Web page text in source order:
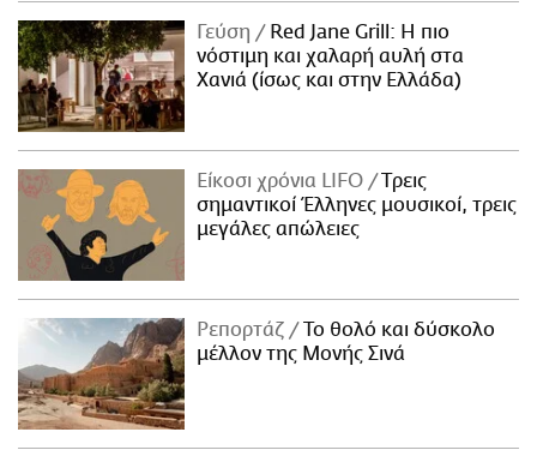
Γεύση
Red Jane Grill: Η πιο
νόστιμη και χαλαρή αυλή στα
Χανιά (ίσως και στην Ελλάδα)
Είκοσι χρόνια LIFO
Tρεις
σημαντικοί Έλληνες μουσικοί, τρεις
μεγάλες απώλειες
Ρεπορτάζ
Το θολό και δύσκολο
μέλλον της Μονής Σινά